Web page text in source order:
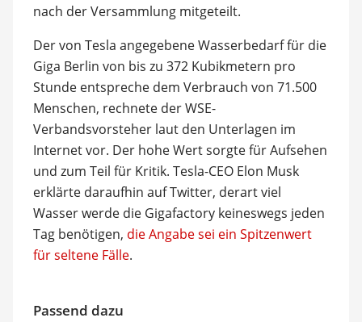
nach der Versammlung mitgeteilt.
Der von Tesla angegebene Wasserbedarf für die
Giga Berlin von bis zu 372 Kubikmetern pro
Stunde entspreche dem Verbrauch von 71.500
Menschen, rechnete der WSE-
Verbandsvorsteher laut den Unterlagen im
Internet vor. Der hohe Wert sorgte für Aufsehen
und zum Teil für Kritik. Tesla-CEO Elon Musk
erklärte daraufhin auf Twitter, derart viel
Wasser werde die Gigafactory keineswegs jeden
Tag benötigen, die Angabe sei ein Spitzenwert
für seltene Fälle.
Passend dazu